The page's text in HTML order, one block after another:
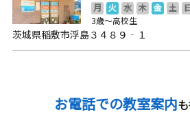
月 火 水 木 金 土
3歳～高校生
茨城県稲敷市浮島３４８９‐１
お電話での教室案内